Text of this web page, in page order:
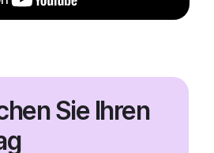
Sie Ihren